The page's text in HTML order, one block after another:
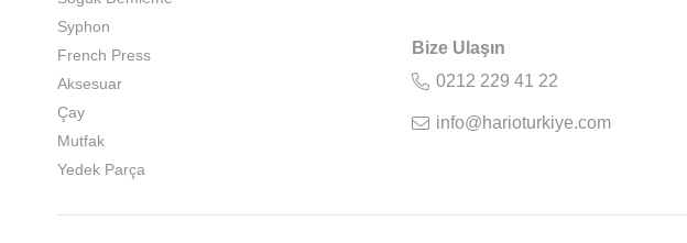
Syphon
French Press
Aksesuar
Çay
Mutfak
Yedek Parça
Bize Ulaşın
0212 229 41 22
info@harioturkiye.com